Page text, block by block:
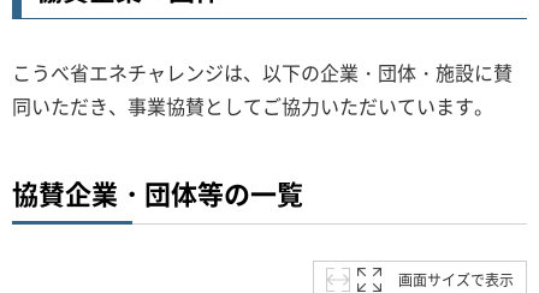
こうべ省エネチャレンジは、以下の企業・団体・施設に賛
同いただき、事業協賛としてご協力いただいています。
協賛企業・団体等の一覧
画面サイズで表示